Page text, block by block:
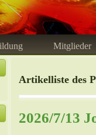
Mitglieder
Artikelliste des
2026/7/13